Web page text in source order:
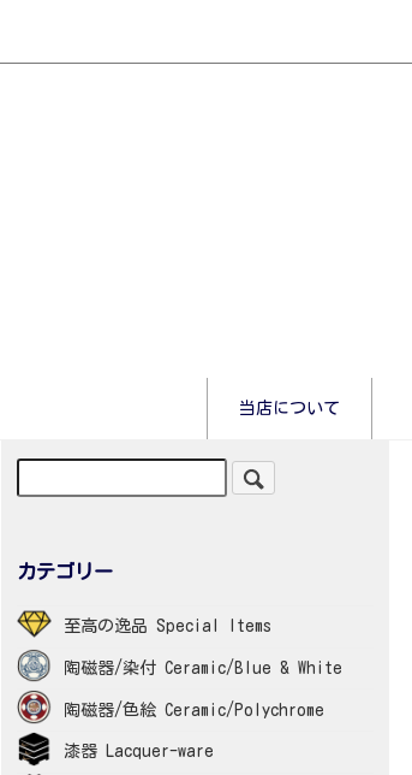
当店について
カテゴリー
至高の逸品 Special Items
陶磁器/染付 Ceramic/Blue & White
陶磁器/色絵 Ceramic/Polychrome
漆器 Lacquer-ware